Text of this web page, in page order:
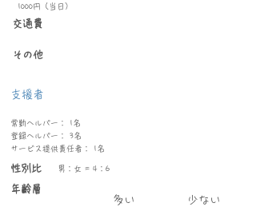
1000円（当日）
交通費
その他
支援者
常勤ヘルパー： 1名
登録ヘルパー： 3名
サービス提供責任者： 1名
性別比 男：女 = 4：6
年齢層
​多い 少ない